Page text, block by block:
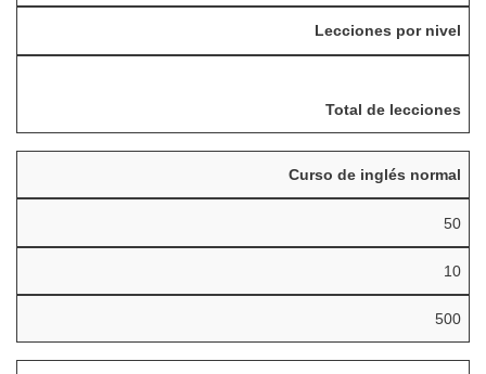
Lecciones por nivel
Total de lecciones
Curso de inglés normal
50
10
500